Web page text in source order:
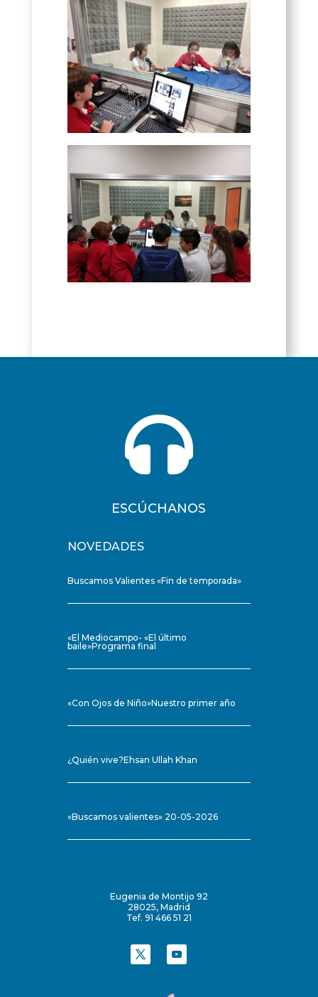

ESCÚCHANOS
NOVEDADES
Buscamos Valientes «Fin de temporada»
«El Mediocampo- «El último
baile»Programa final
«Con Ojos de Niño»Nuestro primer año
¿Quién vive?Ehsan Ullah Khan
«Buscamos valientes» 20-05-2026
Eugenia de Montijo 92
28025, Madrid
Tef. 91 466 51 21